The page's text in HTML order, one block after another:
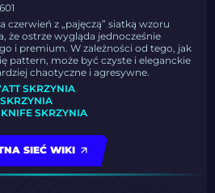
czerwień z „pajęczą” siatką wzoru
że ostrze wygląda jednocześnie
i premium. W zależności od tego, jak
pattern, może być czyste i eleganckie
chaotyczne i agresywne.
SKRZYNIA
SKRZYNIA
SIEĆ WIKI